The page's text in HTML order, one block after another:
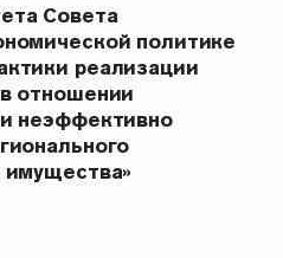
Совета
политике
реализации
отношении
неэффективно
имущества»